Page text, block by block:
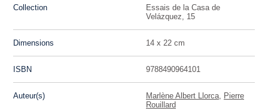
Collection
Essais de la Casa de
Velázquez, 15
Dimensions 14 x 22 cm
ISBN 9788490964101
Auteur(s) Marlène Albert Llorca
Pierre
Rouillard